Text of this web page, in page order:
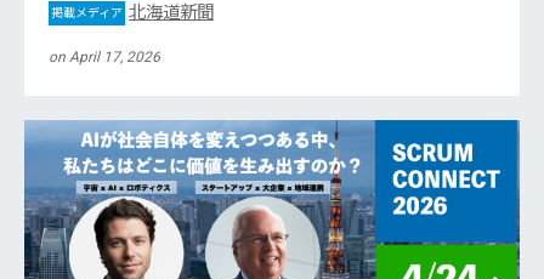
掲載メディア 北海道新聞
on April 17, 2026